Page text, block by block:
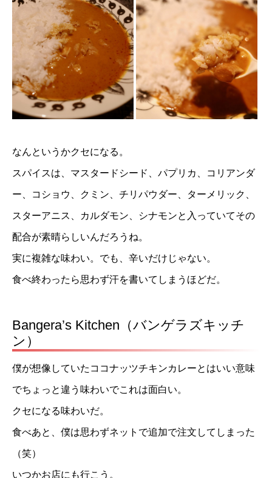
なんというかクセになる。
スパイスは、マスタードシード、パプリカ、コリアンダ
ー、コショウ、クミン、チリパウダー、ターメリック、
スターアニス、カルダモン、シナモンと入っていてその
配合が素晴らしいんだろうね。
実に複雑な味わい。でも、辛いだけじゃない。
食べ終わったら思わず汗を書いてしまうほどだ。
Bangera’s Kitchen（バンゲラズキッチ
ン）
僕が想像していたココナッツチキンカレーとはいい意味
でちょっと違う味わいでこれは面白い。
クセになる味わいだ。
食べあと、僕は思わずネットで追加で注文してしまった
（笑）
いつかお店にも行こう。